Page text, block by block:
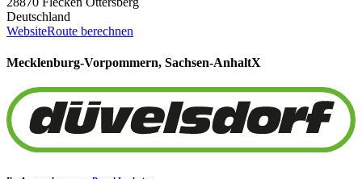
Deutschland
WebsiteRoute berechnen
Mecklenburg-Vorpommern, Sachsen-AnhaltX